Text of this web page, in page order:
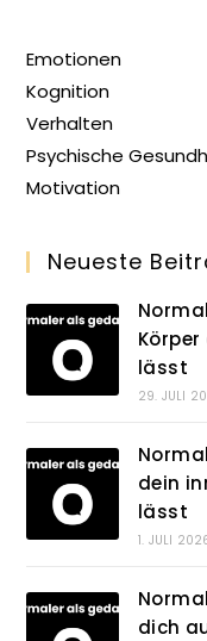
Emotionen
Kognition
Verhalten
Psychische
Motivation
Neueste
lässt
29. JULI
dein
lässt
1. JULI
dich